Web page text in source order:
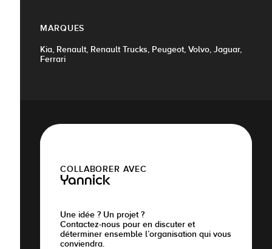
MARQUES
Kia, Renault, Renault Trucks, Peugeot, Volvo, Jaguar,
Ferrari
COLLABORER AVEC
Yannick
Une idée ? Un projet ?
Contactez-nous pour en discuter et
déterminer ensemble l’organisation qui vous
conviendra.